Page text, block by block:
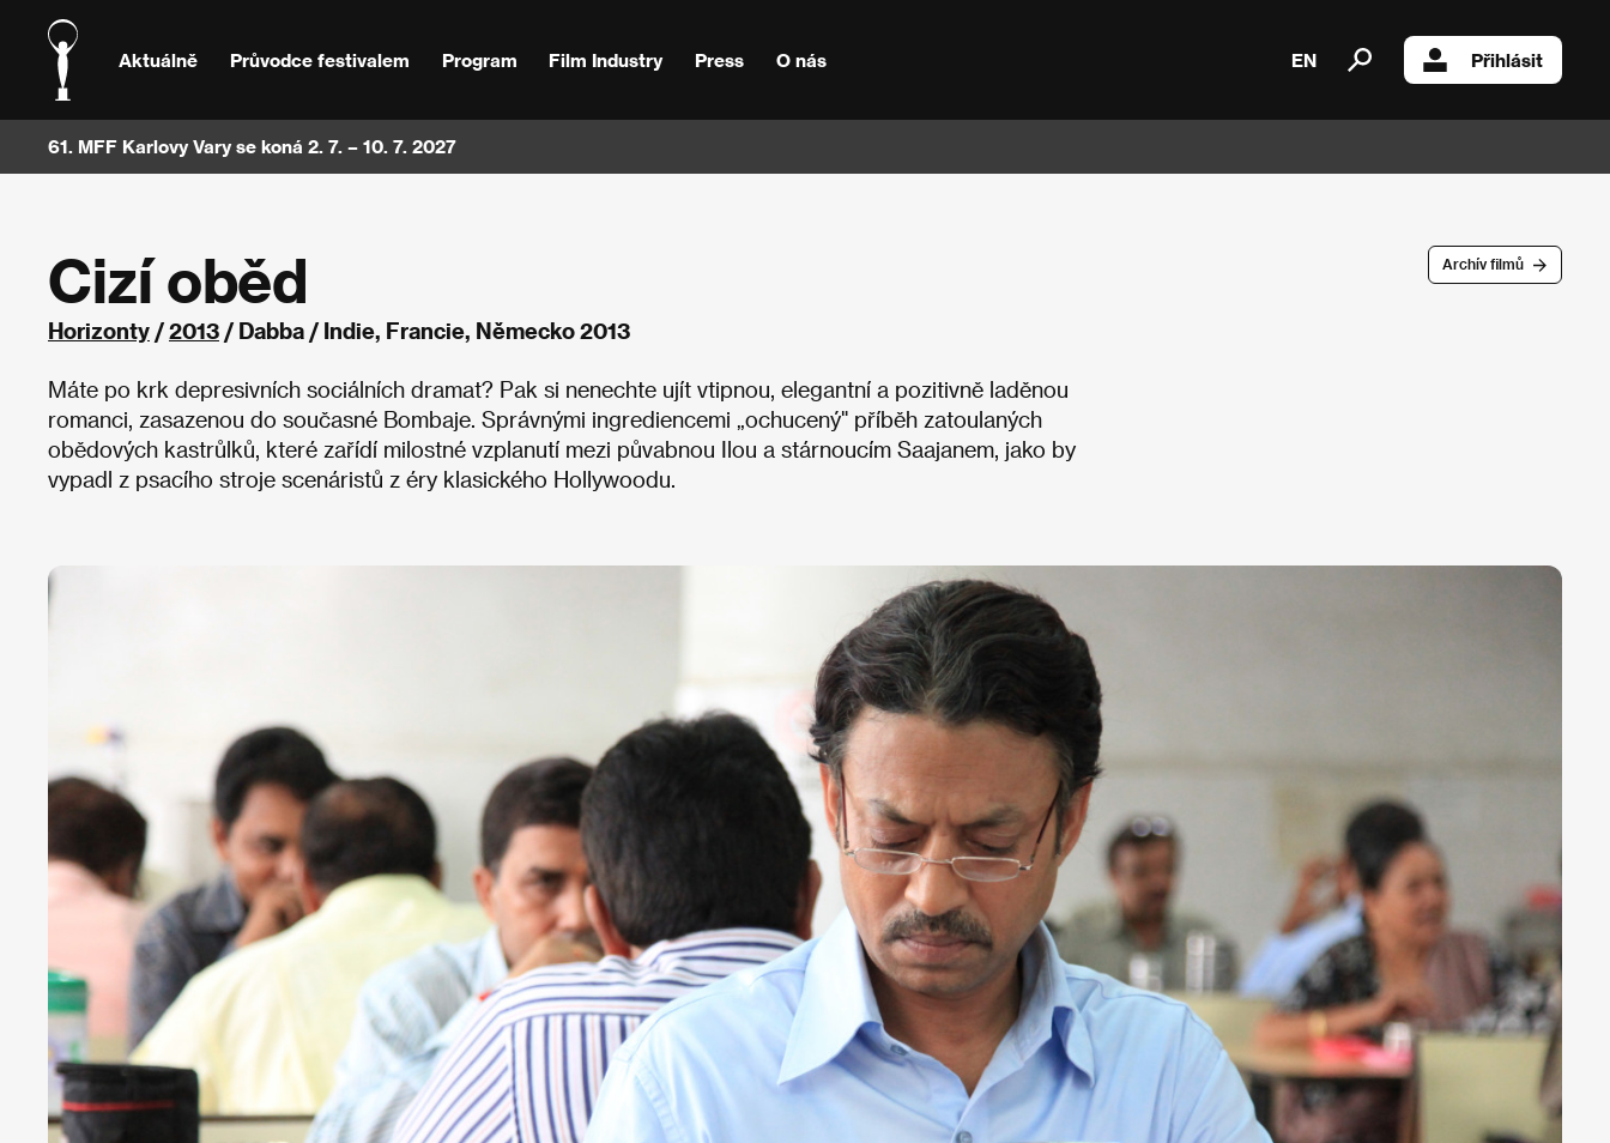
Aktuálně Průvodce festivalem Program Film Industry Press O nás EN Přihlásit
61. MFF Karlovy Vary se koná 2. 7. – 10. 7. 2027
Archív filmů
Cizí oběd
Horizonty /2013 / Dabba / Indie, Francie, Německo 2013
Máte po krk depresivních sociálních dramat? Pak si nenechte ujít vtipnou, elegantní a pozitivně laděnou
romanci, zasazenou do současné Bombaje. Správnými ingrediencemi „ochucený" příběh zatoulaných
obědových kastrůlků, které zařídí milostné vzplanutí mezi půvabnou Ilou a stárnoucím Saajanem, jako by
vypadl z psacího stroje scenáristů z éry klasického Hollywoodu.